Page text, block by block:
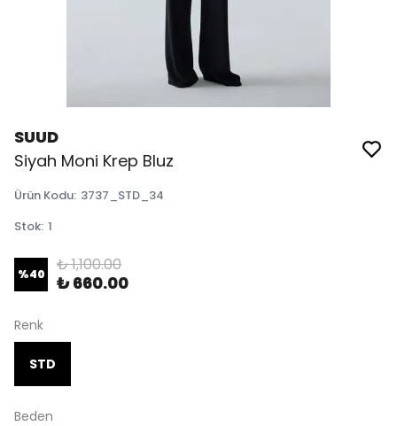
SUUD
Siyah Moni Krep Bluz
Ürün Kodu: 3737_STD_34
Stok: 1
%40 ₺ 1,100.00
₺ 660.00
Renk
STD
Beden